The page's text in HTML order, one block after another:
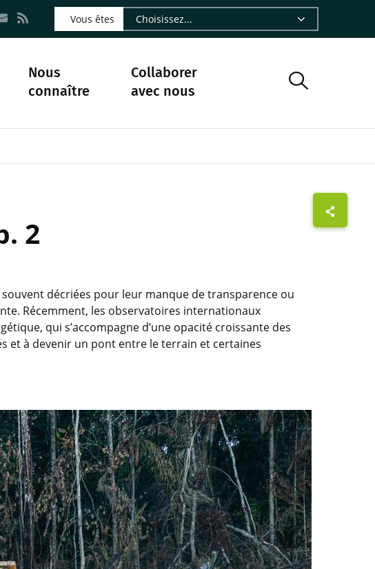
sur LinkedIn - CIRAD
suivre sur Facebook - CIRAD
Nous suivre sur Instagram - CIRAD
Nous suivre sur Youtube - CIRAD
la page Nous suivre sur Bluesky - CIRAD
à la page Nourrir le vivant, le podcast du Cirad - CIRAD
Aller à la page Nous contacter par courriel - CIRAD
Aller à la page Flux RSS - CIRAD
Vous êtes
Nous
connaître
Notre histoire
Collaborer
avec nous
2
décriées pour leur manque de transparence ou
Récemment, les observatoires internationaux
qui s’accompagne d’une opacité croissante des
et à devenir un pont entre le terrain et certaines